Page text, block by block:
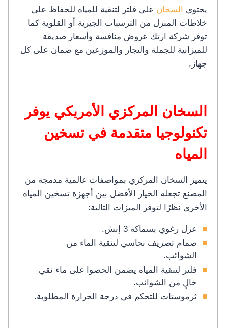
يحتوي السخان على فلتر لتنقية للمياه للحفاظ على
خلاطات المنزل من الترسبات الجيرية أو القلوية كما
توفر شركة ارتك عروض منافسة وأسعار صديقة
للميزانية للجملة والتجار والموزعين مع ضمان على كل
جهاز.
السخان المركزي الأمريكي يوفر
تكنولوجيا متقدمة في تسخين
المياه
يتميز السخان المركزي بمواصفات عالمية مدمجة من
المصنع تجعله الخيار الأفضل بين أجهزة تسخين المياه
الأخرى نظرًا لتوفر الميزات التالية:
عزل رغوي بسماكة 3 إنش.
صمام تصريف نحاسي لتنقية الماء من
الشوائب.
فلتر لتنقية المياه يضمن الحصوا على ماء نقي
خالٍ من الشوائب.
ثرموستات للتحكم في درجة الحرارة المطلوبة.